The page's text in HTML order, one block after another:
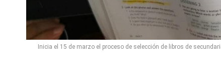
Inicia el 15 de marzo el proceso de selección de libros de